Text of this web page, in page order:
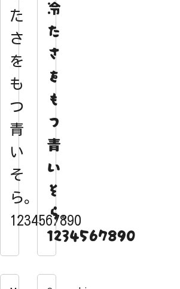
た
さ
を
も
つ
青
い
そ
ら。
1234567890
冷
た
さ
を
も
つ
青
い
そ
ら。
1234567890